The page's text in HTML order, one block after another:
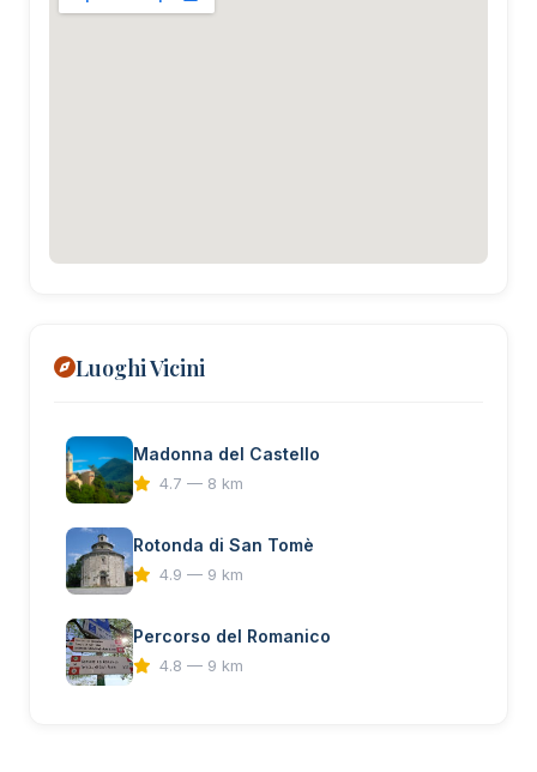
Luoghi Vicini
Madonna del Castello
4.7 — 8 km
Rotonda di San Tomè
4.9 — 9 km
Percorso del Romanico
4.8 — 9 km